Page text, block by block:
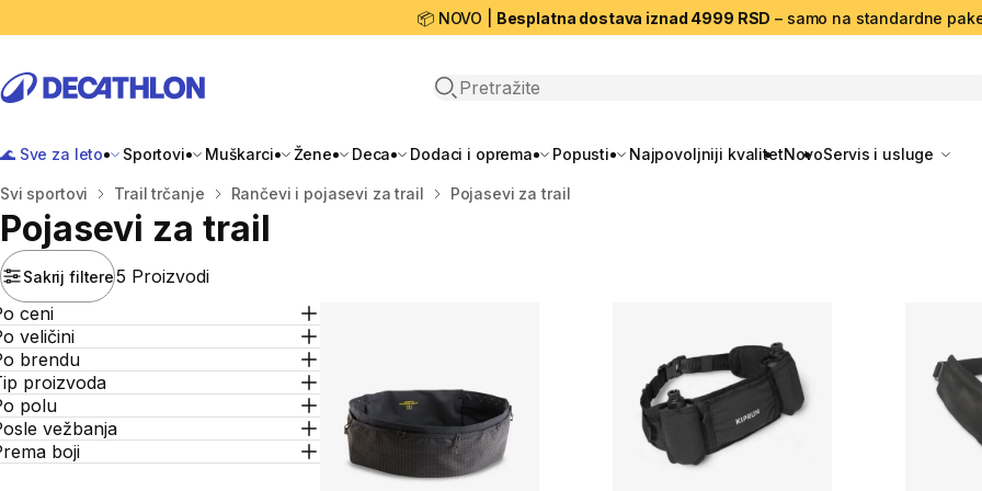
📦 NOVO | Besplatna dostava iznad 4999 RSD – samo na standardne
Open search
🌊 Sve za leto Sportovi Muškarci Žene Deca Dodaci i oprema Popusti Najpovoljniji kvalitetNovoServis i usluge
Početna stranica
Svi sportovi Trail trčanje Rančevi i pojasevi za trail Pojasevi za trail
Pojasevi za trail
Sakrij filtere5 Proizvodi
ceni
veličini
brendu
proizvoda
polu
vežbanja
boji